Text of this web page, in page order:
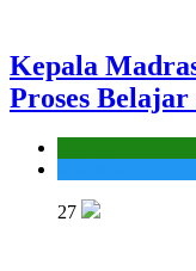
Kepala
Proses
27